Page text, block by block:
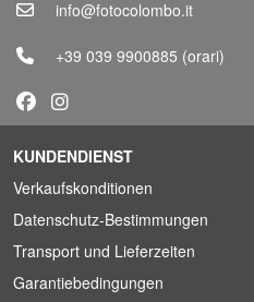
info@fotocolombo.it
+39 039 9900885 (orari)
KUNDENDIENST
Verkaufskonditionen
Datenschutz-Bestimmungen
Transport und Lieferzeiten
Garantiebedingungen